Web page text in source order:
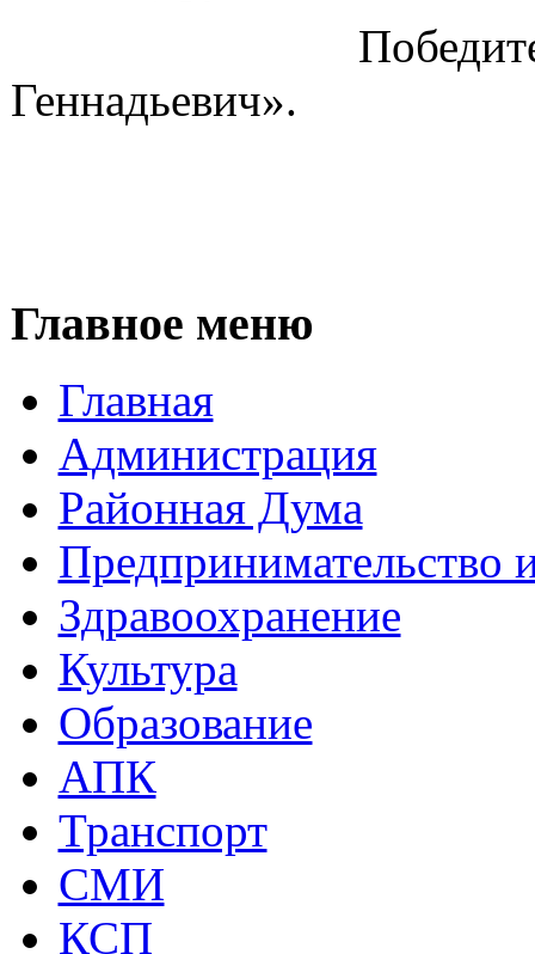
Победитель
Геннадьевич».
Главное меню
Главная
Администрация
Районная Дума
Предпринимательство
Здравоохранение
Культура
Образование
АПК
Транспорт
СМИ
КСП